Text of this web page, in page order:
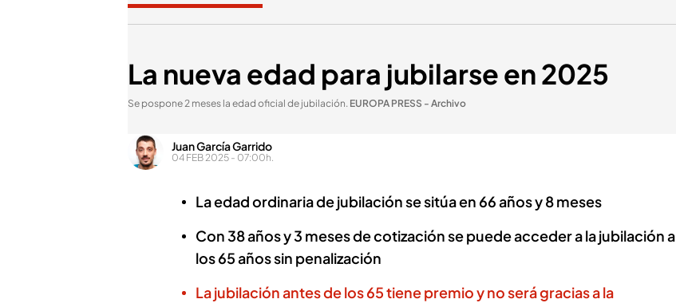
La nueva edad para jubilarse en 2025
Se pospone 2 meses la edad oficial de jubilación. EUROPA PRESS - Archivo
Juan García Garrido
04 FEB 2025 - 07:00h.
La edad ordinaria de jubilación se sitúa en 66 años y 8 meses
Con 38 años y 3 meses de cotización se puede acceder a la jubilación a
los 65 años sin penalización
La jubilación antes de los 65 tiene premio y no será gracias a la